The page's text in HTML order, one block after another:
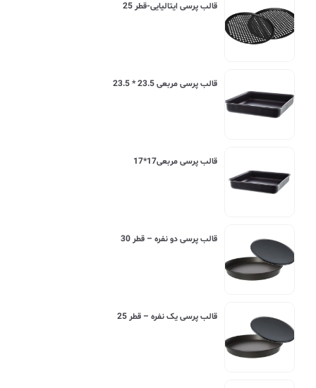
قالب پرسی ایتالیایی-قطر 25
قالب پرسی مربعی 23.5 * 23.5
قالب پرسی مربعی17*17
قالب پرسی دو نفره – قطر 30
قالب پرسی یک نفره – قطر 25